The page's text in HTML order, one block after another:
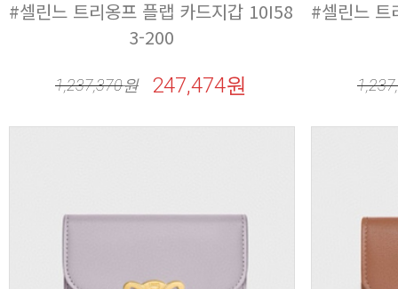
3-200
1,237,370원 247,474원